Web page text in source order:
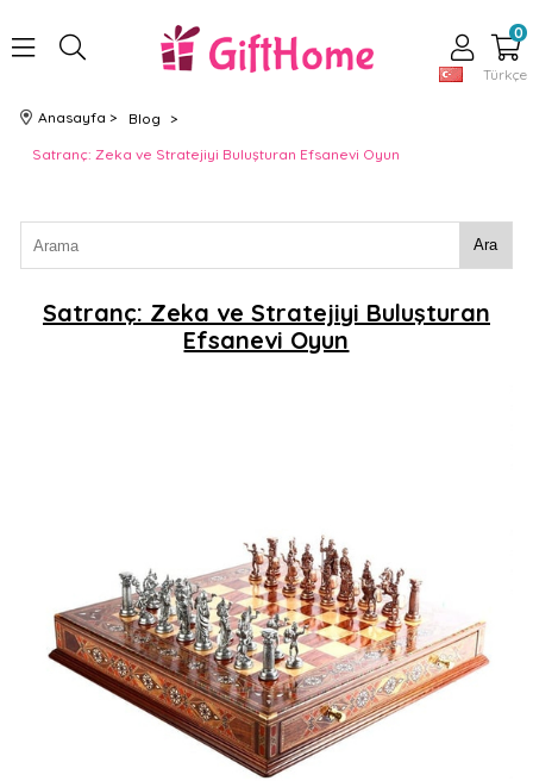
Türkçe
0
Anasayfa > Blog >
Satranç: Zeka ve Stratejiyi Buluşturan Efsanevi Oyun
Ara
Satranç: Zeka ve Stratejiyi Buluşturan
Efsanevi Oyun